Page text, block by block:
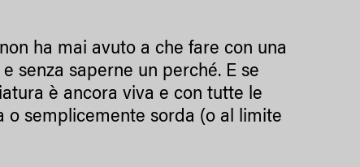
ha mai avuto a che fare con una
senza saperne un perché. E se
è ancora viva e con tutte le
semplicemente sorda (o al limite